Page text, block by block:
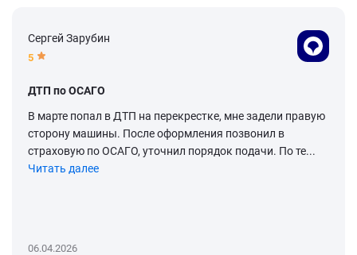
Сергей Зарубин
5
ДТП по ОСАГО
В марте попал в ДТП на перекрестке, мне задели правую
сторону машины. После оформления позвонил в
страховую по ОСАГО, уточнил порядок подачи. По те...
Читать далее
06.04.2026